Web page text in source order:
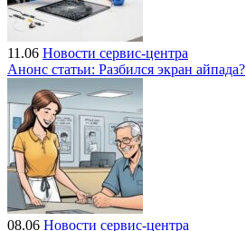
11.06 Новости сервис-центра
Анонс статьи: Разбился экран айпада?
08.06 Новости сервис-центра